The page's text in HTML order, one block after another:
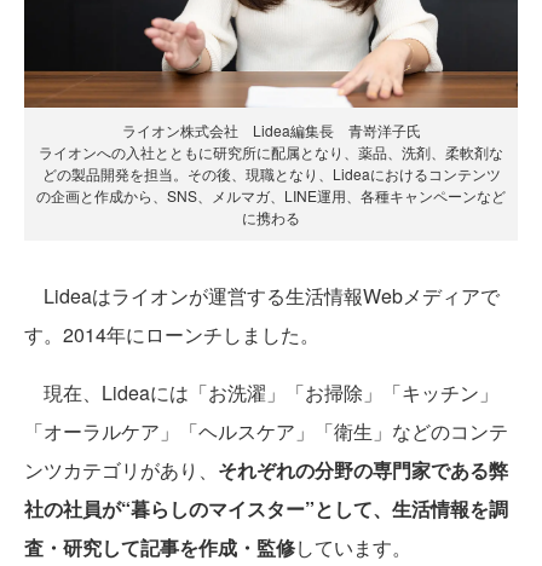
ライオン株式会社 Lidea編集長 青嵜洋子氏
ライオンへの入社とともに研究所に配属となり、薬品、洗剤、柔軟剤な
どの製品開発を担当。その後、現職となり、Lideaにおけるコンテンツ
の企画と作成から、SNS、メルマガ、LINE運用、各種キャンペーンなど
に携わる
Lideaはライオンが運営する生活情報Webメディアで
す。2014年にローンチしました。
現在、Lideaには「お洗濯」「お掃除」「キッチン」
「オーラルケア」「ヘルスケア」「衛生」などのコンテ
ンツカテゴリがあり、 それぞれの分野の専門家である弊
社の社員が“暮らしのマイスター”として、生活情報を調
査・研究して記事を作成・監修しています。